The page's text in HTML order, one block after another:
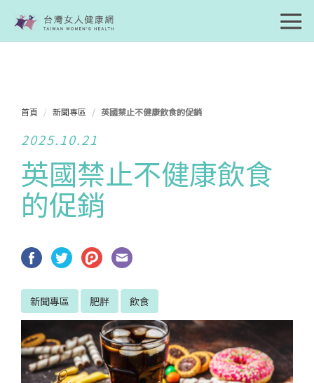
首頁 新聞專區 英國禁止不健康飲食的促銷
2025.10.21
英國禁止不健康飲食
的促銷
新聞專區 肥胖 飲食